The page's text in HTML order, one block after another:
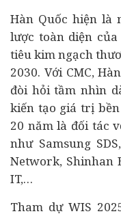
Hàn Quốc hiện là
lược toàn diện
tiêu kim ngạch
2030. Với CMC,
đòi hỏi tầm nhìn
kiến tạo giá trị bền
20 năm là đối tác
như Samsung
Network, Shinhan
IT,…
Tham dự WIS